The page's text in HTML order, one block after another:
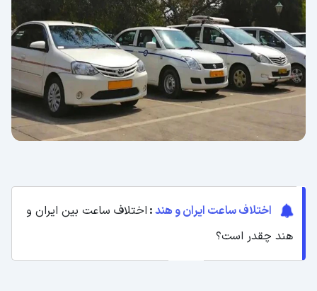
اختلاف ساعت ایران و هند: اختلاف ساعت بین ایران و
هند چقدر است؟